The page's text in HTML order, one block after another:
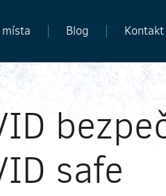
Blog Kontakt
safe